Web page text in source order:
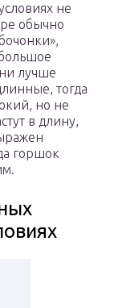
не
обычно
лучше
тогда
но не
в длину,
горшок